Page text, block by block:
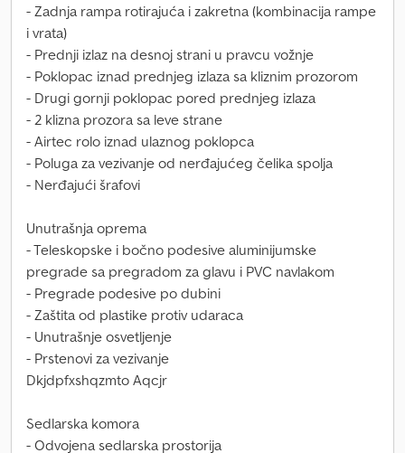
- Zadnja rampa rotirajuća i zakretna (kombinacija rampe
i vrata)
- Prednji izlaz na desnoj strani u pravcu vožnje
- Poklopac iznad prednjeg izlaza sa kliznim prozorom
- Drugi gornji poklopac pored prednjeg izlaza
- 2 klizna prozora sa leve strane
- Airtec rolo iznad ulaznog poklopca
- Poluga za vezivanje od nerđajućeg čelika spolja
- Nerđajući šrafovi
Unutrašnja oprema
- Teleskopske i bočno podesive aluminijumske
pregrade sa pregradom za glavu i PVC navlakom
- Pregrade podesive po dubini
- Zaštita od plastike protiv udaraca
- Unutrašnje osvetljenje
- Prstenovi za vezivanje
Dkjdpfxshqzmto Aqcjr
Sedlarska komora
- Odvojena sedlarska prostorija